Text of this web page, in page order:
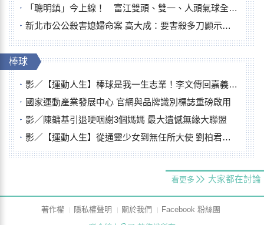
「聰明鎮」今上線！ 富江雙頭、雙一、人頭氣球全登場
新北市公公殺害媳婦命案 高大成：要害殺多刀顯示怨恨深
棒球
影／【運動人生】棒球是我一生志業！李文傳回嘉義扎根點亮KANO精神
國家運動產業發展中心 官網與品牌識別標誌重磅啟用
影／陳鏞基引退哽咽謝3個媽媽 最大遺憾無緣大聯盟
影／【運動人生】從通靈少女到無任所大使 劉柏君女裁判人生國際發光
看更多 大家都在討論
著作權 隱私權聲明 關於我們
Facebook 粉絲團